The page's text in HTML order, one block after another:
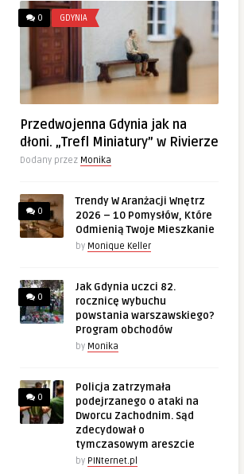
0 GDYNIA
Przedwojenna Gdynia jak na
dłoni. „Trefl Miniatury” w Rivierze
Dodany przez Monika
0
Trendy W Aranżacji Wnętrz
2026 – 10 Pomysłów, Które
Odmienią Twoje Mieszkanie
by Monique Keller
0
Jak Gdynia uczci 82.
rocznicę wybuchu
powstania warszawskiego?
Program obchodów
by Monika
0
Policja zatrzymała
podejrzanego o ataki na
Dworcu Zachodnim. Sąd
zdecydował o
tymczasowym areszcie
by PINternet.pl